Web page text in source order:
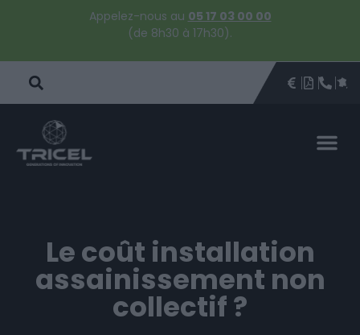
Appelez-nous au 05 17 03 00 00
(de 8h30 à 17h30).
DEVISÊTRE
Le coût installation
assainissement non
collectif ?